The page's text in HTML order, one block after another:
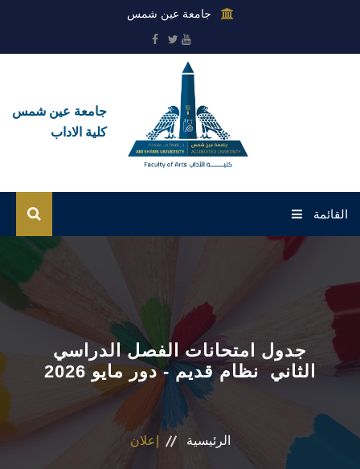
جامعة عين شمس
جامعة عين شمس
كلية الاداب
القائمة
جدول امتحانات الفصل الدراسي
الثاني نظام قديم - دور مايو 2026
الرئيسية إعلان